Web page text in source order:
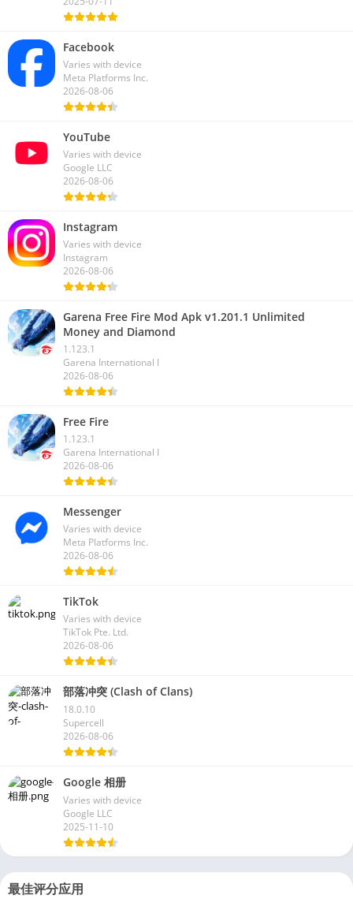
Facebook
Varies with device
Meta Platforms Inc.
2026-08-06
YouTube
Varies with device
Google LLC
2026-08-06
Instagram
Varies with device
Instagram
2026-08-06
Garena Free Fire Mod Apk v1.201.1 Unlimited
Money and Diamond
1.123.1
Garena International I
2026-08-06
Free Fire
1.123.1
Garena International I
2026-08-06
Messenger
Varies with device
Meta Platforms Inc.
2026-08-06
TikTok
Varies with device
TikTok Pte. Ltd.
2026-08-06
部落冲突 (Clash of Clans)
18.0.10
Supercell
2026-08-06
Google 相册
Varies with device
Google LLC
2025-11-10
最佳评分应用